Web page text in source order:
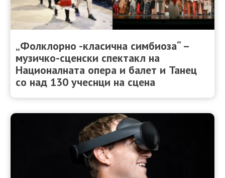
„Фолклорно -класична симбиоза“ –
музичко-сценски спектакл на
Националната опера и балет и Танец
со над 130 учеснци на сцена